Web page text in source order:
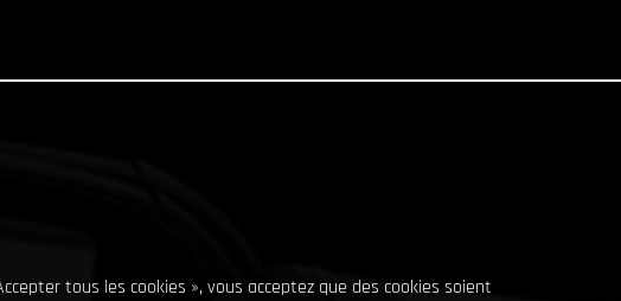
tous les cookies », vous acceptez que des cookies soient